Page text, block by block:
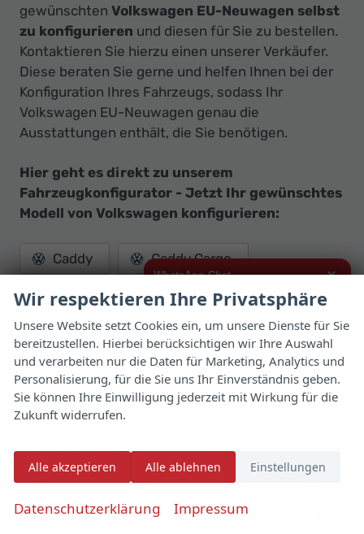
gewünschten Volkswagen EU-Neuwagen selbst
zu konfigurieren und diesen für Sie zu bestellen.
Kontaktieren Sie hierzu einen unserer Verkäufer.
Diese beraten Sie gerne und helfen Ihnen bei der
Konfiguration Ihres Fahrzeugs, sodass Ihr
Volkswagen EU-Neuwagen genau die
Ausstattungen enthält, die Sie benötigen.
Hier geht es direkt zu unserem
Fahrzeugkonfigurator - Jetzt Ihr gewünschtes
Modell von Volkswagen konfigurieren:
Caddy Caddy Cargo
Caddy Maxi Golf
Golf Variant Grand California
ID.3 ID.7 Passat Variant
Polo
T7 Caravelle T7 Kombi
WhatsApp Chat ×
ich interessiere mich für das oben
genannte Fahrzeug und freue mich
über Eure Kontaktaufnahme.
Viele Grüße
Wir respektieren Ihre Privatsphäre
Unsere Website setzt Cookies ein, um unsere Dienste für Sie
bereitzustellen. Hierbei berücksichtigen wir Ihre Auswahl
und verarbeiten nur die Daten für Marketing, Analytics und
Personalisierung, für die Sie uns Ihr Einverständnis geben.
Sie können Ihre Einwilligung jederzeit mit Wirkung für die
Zukunft widerrufen.
Alle akzeptieren Alle ablehnen Einstellungen
Datenschutzerklärung Impressum